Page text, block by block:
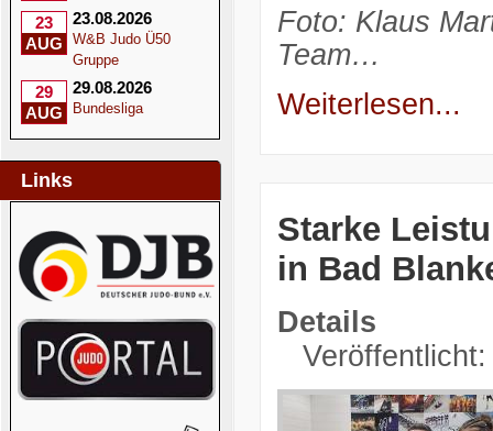
23
AUG
23.08.2026
W&B Judo Ü50
Gruppe
29
AUG
29.08.2026
Bundesliga
Links
Foto: Klaus
Team…
Weiterlesen...
Starke
in Bad
Details